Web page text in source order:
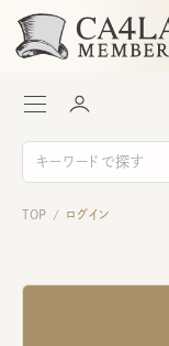
TOP / ログイン